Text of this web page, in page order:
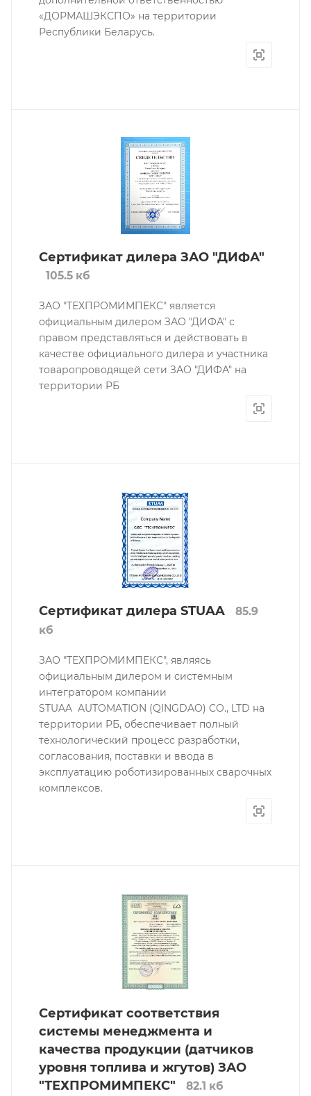
«ДОРМАШЭКСПО» на территории
Республики Беларусь.
Сертификат дилера ЗАО "ДИФА"
105.5 кб
ЗАО "ТЕХПРОМИМПЕКС" является
официальным дилером ЗАО "ДИФА" с
правом представляться и действовать в
качестве официального дилера и участника
товаропроводящей сети ЗАО "ДИФА" на
территории РБ
Сертификат дилера STUAA
85.9
кб
ЗАО "ТЕХПРОМИМПЕКС", являясь
официальным дилером и системным
интегратором компании
STUAA AUTOMATION (QINGDAO) CO., LTD на
территории РБ, обеспечивает полный
технологический процесс разработки,
согласования, поставки и ввода в
эксплуатацию роботизированных сварочных
комплексов.
Сертификат соответствия
системы менеджмента и
качества продукции (датчиков
уровня топлива и жгутов) ЗАО
"ТЕХПРОМИМПЕКС"
82.1 кб